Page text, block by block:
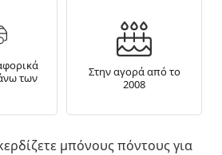
των
Στην αγορά από το
2008
μπόνους πόντους για